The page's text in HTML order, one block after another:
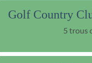
Golf Country
5 trous